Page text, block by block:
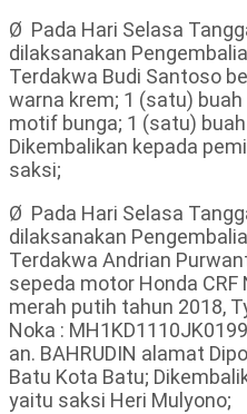
Ø Pada Hari Selasa
dilaksanakan
Terdakwa Budi Santoso
warna krem; 1 (satu)
motif bunga; 1 (satu)
Dikembalikan kepada
saksi;
Ø Pada Hari Selasa
dilaksanakan
Terdakwa Andrian
sepeda motor Honda CRF
merah putih tahun 2018,
Noka :
an. BAHRUDIN alamat
Batu Kota Batu;
yaitu saksi Heri Mulyono;